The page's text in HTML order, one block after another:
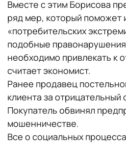
Вместе с этим Борисова
ряд мер, который поможет
«потребительских
подобные
необходимо привлекать к
считает экономист.
Ранее продавец
клиента за отрицательный
Покупатель обвинял
мошенничестве.
Все о социальных